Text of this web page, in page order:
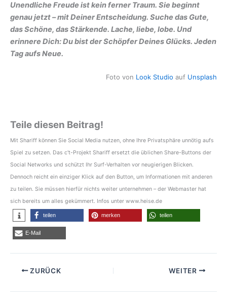
Unendliche Freude ist kein ferner Traum. Sie beginnt
genau jetzt – mit Deiner Entscheidung. Suche das Gute,
das Schöne, das Stärkende. Lache, liebe, lobe. Und
erinnere Dich: Du bist der Schöpfer Deines Glücks. Jeden
Tag aufs Neue.
Foto von Look Studio auf Unsplash
Teile diesen Beitrag!
Mit Shariff können Sie Social Media nutzen, ohne Ihre Privatsphäre unnötig aufs
Spiel zu setzen. Das c't-Projekt Shariff ersetzt die üblichen Share-Buttons der
Social Networks und schützt Ihr Surf-Verhalten vor neugierigen Blicken.
Dennoch reicht ein einziger Klick auf den Button, um Informationen mit anderen
zu teilen. Sie müssen hierfür nichts weiter unternehmen – der Webmaster hat
sich bereits um alles gekümmert. Infos unter www.heise.de
teilen merken teilen
E-Mail
ZURÜCK WEITER